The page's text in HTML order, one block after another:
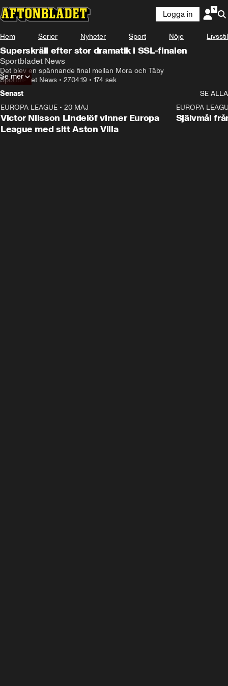
Logga in
Hem Serier Nyheter Sport Nöje Livsstil
Superskräll efter stor dramatik i SSL-finalen
Sportbladet News
Det blev en spännande final mellan Mora och Täby
Sportbladet News • 27.04.19 • 174 sek
Se mer
Senast
SE ALLA
EUROPA LEAGUE • 20 MAJ
Victor Nilsson Lindelöf vinner Europa
League med sitt Aston Villa
EUROPA
Självmål